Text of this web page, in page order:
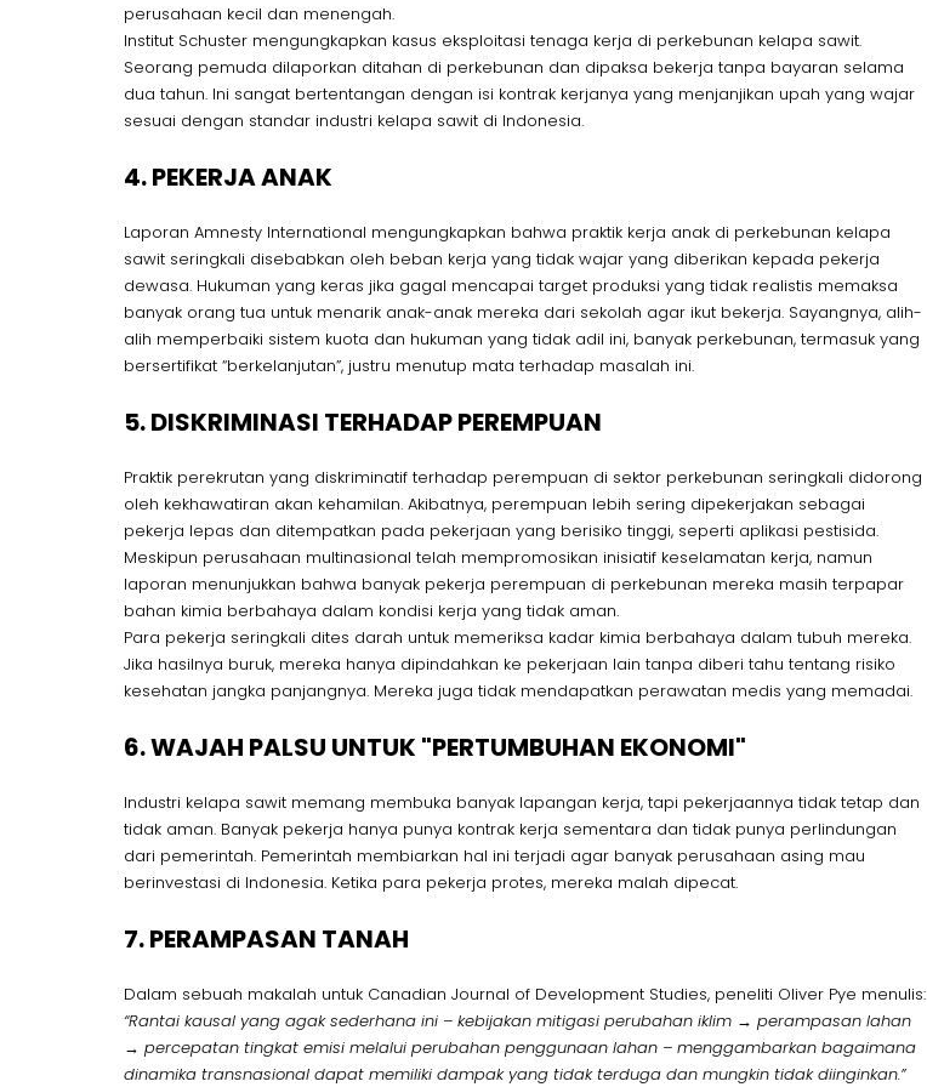
perusahaan kecil dan menengah.
Institut Schuster mengungkapkan kasus eksploitasi tenaga kerja di perkebunan kelapa sawit.
Seorang pemuda dilaporkan ditahan di perkebunan dan dipaksa bekerja tanpa bayaran selama
dua tahun. Ini sangat bertentangan dengan isi kontrak kerjanya yang menjanjikan upah yang wajar
sesuai dengan standar industri kelapa sawit di Indonesia.
4. PEKERJA ANAK
Laporan Amnesty International mengungkapkan bahwa praktik kerja anak di perkebunan kelapa
sawit seringkali disebabkan oleh beban kerja yang tidak wajar yang diberikan kepada pekerja
dewasa. Hukuman yang keras jika gagal mencapai target produksi yang tidak realistis memaksa
banyak orang tua untuk menarik anak-anak mereka dari sekolah agar ikut bekerja. Sayangnya, alih-
alih memperbaiki sistem kuota dan hukuman yang tidak adil ini, banyak perkebunan, termasuk yang
bersertifikat “berkelanjutan”, justru menutup mata terhadap masalah ini.
5. DISKRIMINASI TERHADAP PEREMPUAN
Praktik perekrutan yang diskriminatif terhadap perempuan di sektor perkebunan seringkali didorong
oleh kekhawatiran akan kehamilan. Akibatnya, perempuan lebih sering dipekerjakan sebagai
pekerja lepas dan ditempatkan pada pekerjaan yang berisiko tinggi, seperti aplikasi pestisida.
Meskipun perusahaan multinasional telah mempromosikan inisiatif keselamatan kerja, namun
laporan menunjukkan bahwa banyak pekerja perempuan di perkebunan mereka masih terpapar
bahan kimia berbahaya dalam kondisi kerja yang tidak aman.
Para pekerja seringkali dites darah untuk memeriksa kadar kimia berbahaya dalam tubuh mereka.
Jika hasilnya buruk, mereka hanya dipindahkan ke pekerjaan lain tanpa diberi tahu tentang risiko
kesehatan jangka panjangnya. Mereka juga tidak mendapatkan perawatan medis yang memadai.
6. WAJAH PALSU UNTUK "PERTUMBUHAN EKONOMI"
Industri kelapa sawit memang membuka banyak lapangan kerja, tapi pekerjaannya tidak tetap dan
tidak aman. Banyak pekerja hanya punya kontrak kerja sementara dan tidak punya perlindungan
dari pemerintah. Pemerintah membiarkan hal ini terjadi agar banyak perusahaan asing mau
berinvestasi di Indonesia. Ketika para pekerja protes, mereka malah dipecat.
7. PERAMPASAN TANAH
Dalam sebuah makalah untuk Canadian Journal of Development Studies, peneliti Oliver Pye menulis:
“Rantai kausal yang agak sederhana ini – kebijakan mitigasi perubahan iklim → perampasan lahan
→ percepatan tingkat emisi melalui perubahan penggunaan lahan – menggambarkan bagaimana
dinamika transnasional dapat memiliki dampak yang tidak terduga dan mungkin tidak diinginkan.”